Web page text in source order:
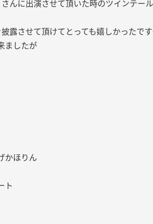
んに出演させて頂いた時のツインテー
露させて頂けてとっても嬉しかったで
ましたが
かほりん
ト